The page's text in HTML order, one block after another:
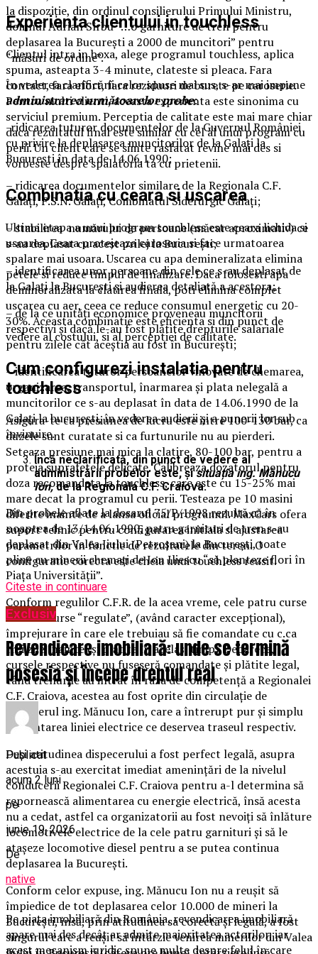
la dispoziție, din ordinul consilierului Primului Ministru,
domnul Adrian Sîrbu “…o garniture de tren pentru
deplasarea la București a 2000 de muncitori” pentru
“măsuri de ordine”.
În vederea clarificării celor spuse mai sus, s-ar mai impune
administrarea următoarelor probe:
-ridicarea tuturor documentelor de la Guvernul României
cu privire la deplasarea muncitorilor de la Galați la
București în data de 14.06.1990;
– ridicarea documentelor similare de la Regionala C.F.
Galați, F.S.N. Galați, Combinatul Siderurgic Galați;
– stabilirea numărului de persoane (măcar aproximativ) ce
s-au deplasat cu acest prilej la București;
– identificarea unor persoane din cele ce s-au deplasat de
la Galați la București și audierea detaliată a acestora;
– de la ce unități economice proveneau muncitorii
respectivi și dacă le-au fost plătite drepturile salariale
pentru zilele cât aceștia au fost în București;
– identificarea tuturor persoanelor vinovate de chemarea,
organizarea, transportul, înarmarea și plata nelegală a
muncitorilor ce s-au deplasat în data de 14.06.1990 de la
Galați la bucurești, în vederea audierii și a punerii lor sub
învinuire.
Încă neclarificată, din punct de vedere al
administrării probelor este, șisituația ing. Mănucu
Ion,de la Regionala C.F. Craiova.
Din probele aflate la dosarul 75/P/1998 rezultă că în
noaptea de 13/14.06.1990, patru garnituri de tren s-au
deplasat din Valea Jiului (Petroșani) la București, toate
pline cu minerii chemați de Ion Iliescu “să planteze flori în
Piața Universității”.
Conform regulilor C.F.R. de la acea vreme, cele patru curse
nu erau curse “regulate”, (având caracter excepțional),
împrejurare în care ele trebuiau să fie comandate cu c.ca
trei zile înainte (și plătite în același timp). Deoarece,
cursele respective nu fuseseră comandate și plătite legal,
când trenurile au intrat în raza de competență a Regionalei
C.F. Craiova, acestea au fost oprite din circulație de
dispecerul ing. Mănucu Ion, care a întrerupt pur și simplu
alimentarea liniei electrice ce deservea traseul respectiv.
Deși atitudinea dispecerului a fost perfect legală, asupra
acestuia s-au exercitat imediat amenințări de la nivelul
conducerii Regionalei C.F. Craiova pentru a-l determina să
repornească alimentarea cu energie electrică, însă acesta
nu a cedat, astfel ca organizatorii au fost nevoiți să înlăture
locomotivele electrice de la cele patru garnituri și să le
atașeze locomotive diesel pentru a se putea continua
deplasarea la București.
Conform celor expuse, ing. Mănucu Ion nu a reușit să
împiedice de tot deplasarea celor 10.000 de mineri la
București, însă, prin atitudinea sa corectă și legală, a fost
singurul care a reușit să întârzie venirea minerilor din Valea
Experienta clientului in touchless
Clientul intra in boxa, alege programul touchless, aplica
spuma, asteapta 3-4 minute, clateste si pleaca. Fara
contact, fara efort, fara reziduuri de burete pe caroserie.
Pentru multi clienti, aceasta experienta este sinonima cu
serviciul premium. Perceptia de calitate este mai mare chiar
daca rezultatul final este similar cu cel al unui program cu
perii. Un client care se simte rasfatat revine mai des si
vorbeste despre spalatoria ta cu prietenii.
Combinatia cu ceara si uscarea
Ultima etapa a unui program touchless este ceara lichida si
uscarea. Ceara protejeaza caroseria si face urmatoarea
spalare mai usoara. Uscarea cu apa demineralizata elimina
petele si reduce timpul de finalizare. Daca folosesti apa
demineralizata la clatirea finala, poti elimina complet
uscarea cu aer, ceea ce reduce consumul energetic cu 20-
30%. Aceasta combinatie este eficienta si din punct de
vedere al costului, si al perceptiei de calitate.
Cum configurezi instalatia pentru
touchless
Asigura-te ca presiunea de lucru este intre 100-130 bar, ca
duzele sunt curatate si ca furtunurile nu au pierderi.
Seteaza presiune mai mica la clatire, 80-100 bar, pentru a
proteja suprafetele delicate. Calibreaza dozatorul pentru
doza recomandata la touchless, care este cu 15-25% mai
mare decat la programul cu perii. Testeaza pe 10 masini
diferite inainte de a lansa oficial programul. MaxCars ofera
suport tehnic pentru configurarea initiala si ajustarea
parametrilor in functie de rezultatele din teren. O
configuratie corecta este cheia unui touchless reusit.
Citeste in continuare
Exclusiv
Revendicare imobiliară: unde se termină
posesia și începe dreptul real
Publicat
acum 2 luni
pe
iunie 19, 2026
De
native
Pe piața imobiliară din România, revendicarea imobiliară
apare mai des decât ar admite majoritatea actorilor, iar
acest mecanism juridic spune multe despre felul în care